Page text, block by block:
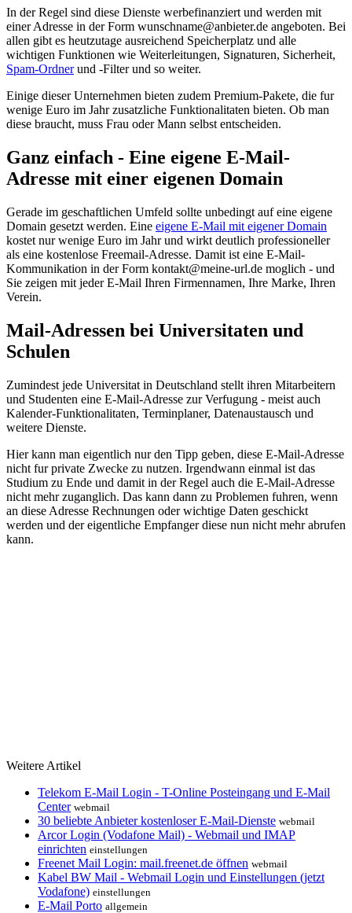
In der Regel sind diese Dienste werbefinanziert und werden mit
einer Adresse in der Form wunschname@anbieter.de angeboten. Bei
allen gibt es heutzutage ausreichend Speicherplatz und alle
wichtigen Funktionen wie Weiterleitungen, Signaturen, Sicherheit,
Spam-Ordnerund -Filter und so weiter.
Einige dieser Unternehmen bieten zudem Premium-Pakete, die fur
wenige Euro im Jahr zusatzliche Funktionalitaten bieten. Ob man
diese braucht, muss Frau oder Mann selbst entscheiden.
Ganz einfach - Eine eigene E-Mail-
Adresse mit einer eigenen Domain
Gerade im geschaftlichen Umfeld sollte unbedingt auf eine eigene
Domain gesetzt werden. Eine eigene E-Mail mit eigener Domain
kostet nur wenige Euro im Jahr und wirkt deutlich professioneller
als eine kostenlose Freemail-Adresse. Damit ist eine E-Mail-
Kommunikation in der Form kontakt@meine-url.de moglich - und
Sie zeigen mit jeder E-Mail Ihren Firmennamen, Ihre Marke, Ihren
Verein.
Mail-Adressen bei Universitaten und
Schulen
Zumindest jede Universitat in Deutschland stellt ihren Mitarbeitern
und Studenten eine E-Mail-Adresse zur Verfugung - meist auch
Kalender-Funktionalitaten, Terminplaner, Datenaustausch und
weitere Dienste.
Hier kann man eigentlich nur den Tipp geben, diese E-Mail-Adresse
nicht fur private Zwecke zu nutzen. Irgendwann einmal ist das
Studium zu Ende und damit in der Regel auch die E-Mail-Adresse
nicht mehr zuganglich. Das kann dann zu Problemen fuhren, wenn
an diese Adresse Rechnungen oder wichtige Daten geschickt
werden und der eigentliche Empfanger diese nun nicht mehr abrufen
kann.
Weitere Artikel
Telekom E-Mail Login - T-Online Posteingang und E-Mail
Center webmail
30 beliebte Anbieter kostenloser E-Mail-Dienste webmail
Arcor Login (Vodafone Mail) - Webmail und IMAP
einrichten einstellungen
Freenet Mail Login: mail.freenet.de öffnen webmail
Kabel BW Mail - Webmail Login und Einstellungen (jetzt
Vodafone) einstellungen
E-Mail Porto allgemein